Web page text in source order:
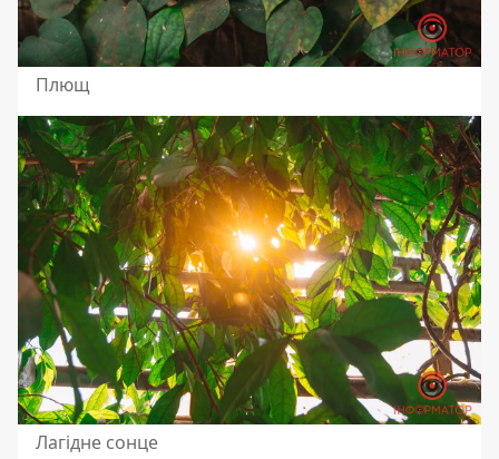
Плющ
Лагідне сонце